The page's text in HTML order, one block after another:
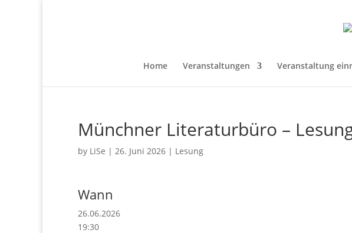
Home Veranstaltungen Veranstaltung
Münchner Literaturbüro –
by LiSe | 26. Juni 2026 | Lesung
Wann
26.06.2026
19:30